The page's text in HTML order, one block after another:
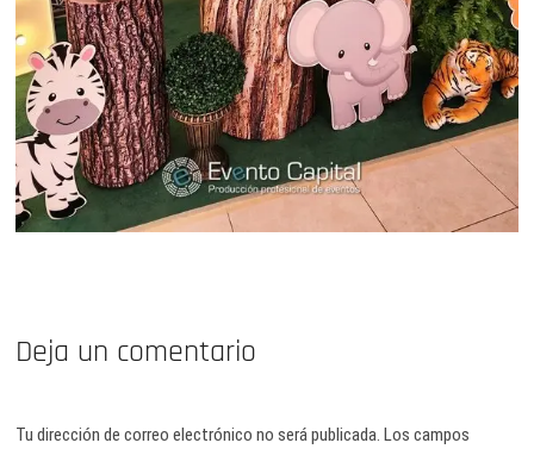
Deja un comentario
Tu dirección de correo electrónico no será publicada. Los campos